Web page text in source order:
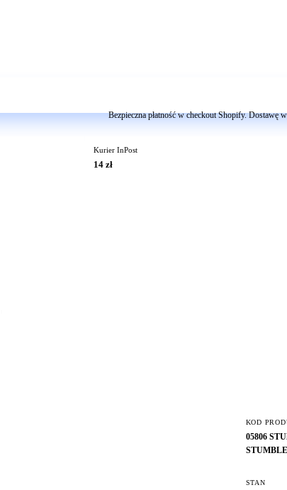
Bezpieczna płatność w checkout Shopify. Dostawę
Kurier InPost
14 zł
KOD
05806
STAN